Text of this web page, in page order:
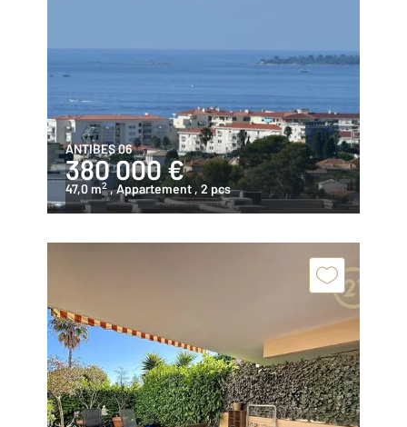
ANTIBES 06
380 000 €
47,0 m2 , Appartement , 2 pcs